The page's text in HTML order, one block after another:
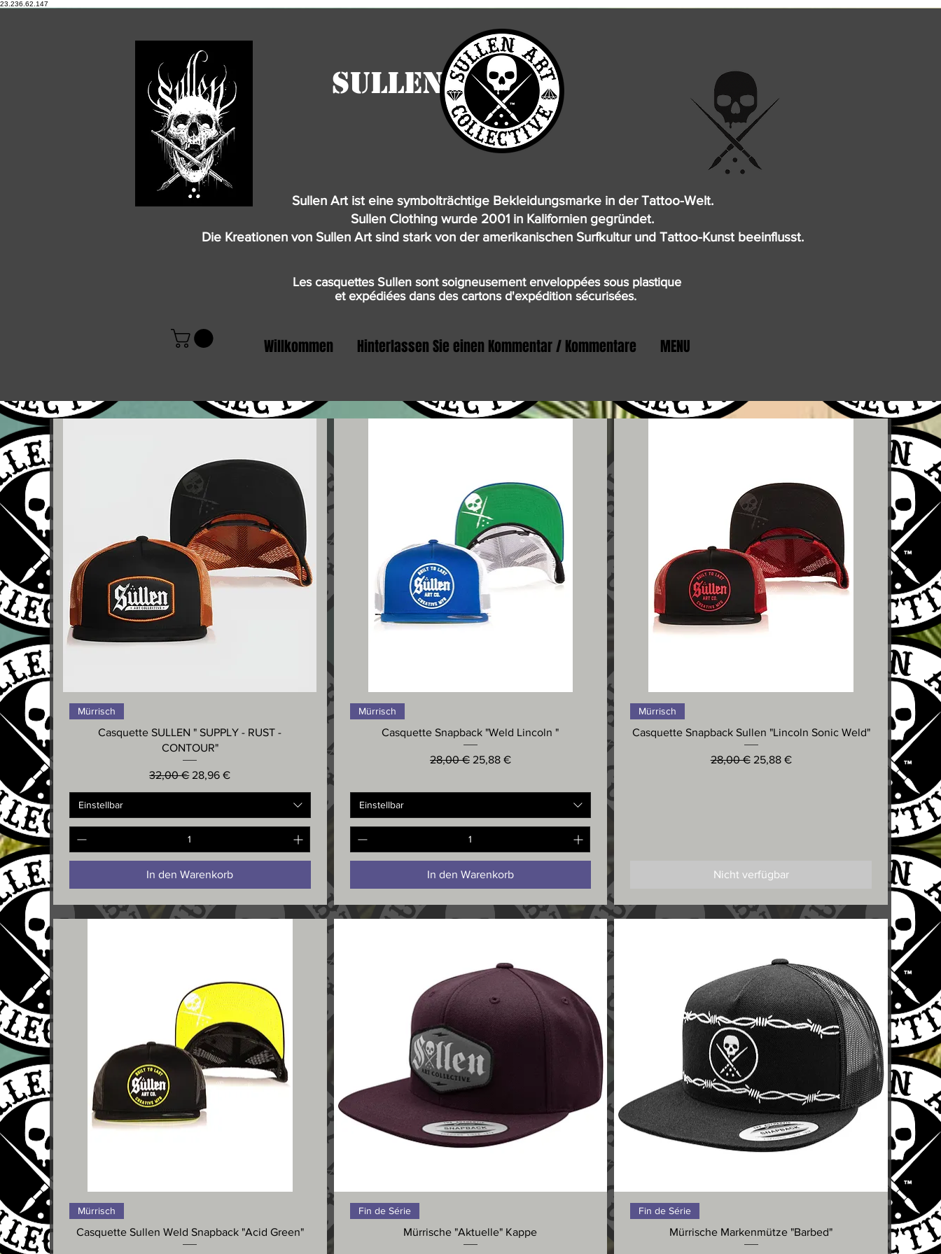
23.236.62.147
SULLEN
Sullen Art ist eine symbolträchtige Bekleidungsmarke in der Tattoo-Welt.
Sullen Clothing wurde 2001 in Kalifornien gegründet.
Die Kreationen von Sullen Art sind stark von der amerikanischen Surfkultur und Tattoo-Kunst beeinflusst.
Les casquettes Sullen sont soigneusement enveloppées sous plastique
et expédiées dans des cartons d'expédition sécurisées.
Willkommen Hinterlassen Sie einen Kommentar / Kommentare MENU
Mürrisch
Casquette SULLEN " SUPPLY - RUST -
CONTOUR"
Standardpreis
32,00 € Sale-Preis
28,96 €
Einstellbar
In den Warenkorb
Mürrisch
Casquette Snapback "Weld Lincoln "
Standardpreis
28,00 € Sale-Preis
25,88 €
Einstellbar
In den Warenkorb
Mürrisch
Casquette Snapback Sullen "Lincoln Sonic Weld"
Standardpreis
28,00 € Sale-Preis
25,88 €
Nicht verfügbar
Mürrisch
Casquette Sullen Weld Snapback "Acid Green"
Fin de Série
Mürrische "Aktuelle" Kappe
Fin de Série
Mürrische Markenmütze "Barbed"